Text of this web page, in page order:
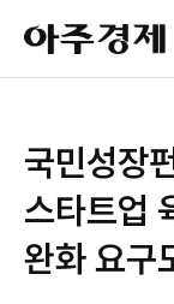
아
주
경
국민성장
스타트업
완화 요구